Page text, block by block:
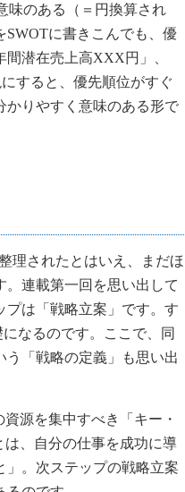
味のある（＝円換算され
に書きこんでも、優
潜在売上高XXX円」、
すると、優先順位がすぐ
かりやすく意味のある形で
理されたとはいえ、まだほ
連載第一回を思い出して
プは「戦略立案」です。す
なるのです。ここで、同
う「戦略の定義」も思い出
源を集中すべき「キー・
、自分の仕事を成功に導
」。次ステップの戦略立案